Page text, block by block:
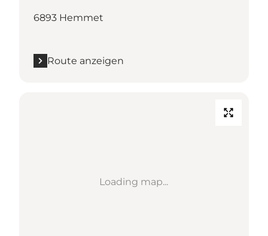
6893 Hemmet
Route anzeigen
Loading map...